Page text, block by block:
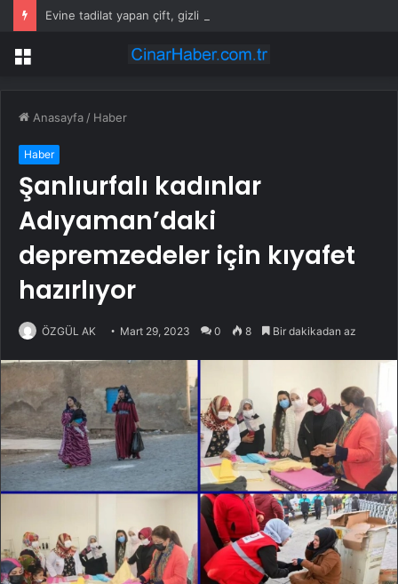
Menü
Anasayfa / Haber
Haber
Şanlıurfalı kadınlar
Adıyaman’daki
depremzedeler için kıyafet
hazırlıyor
ÖZGÜL AK Mart 29, 2023 0 8 Bir dakikadan az